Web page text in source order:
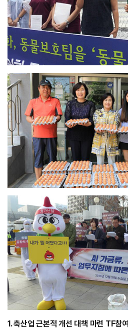
1. 축산업 근본적 개선 대책 마련 TF참여